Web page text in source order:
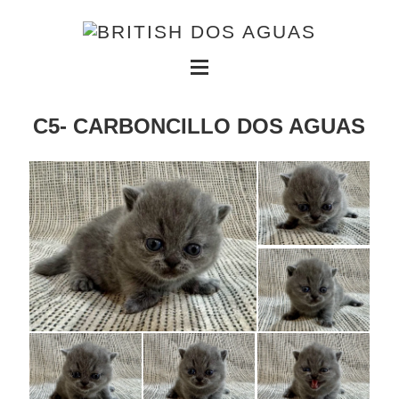
C5- CARBONCILLO DOS AGUAS